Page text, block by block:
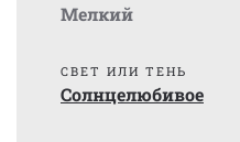
Мелкий
СВЕТ ИЛИ ТЕНЬ
Солнцелюбивое